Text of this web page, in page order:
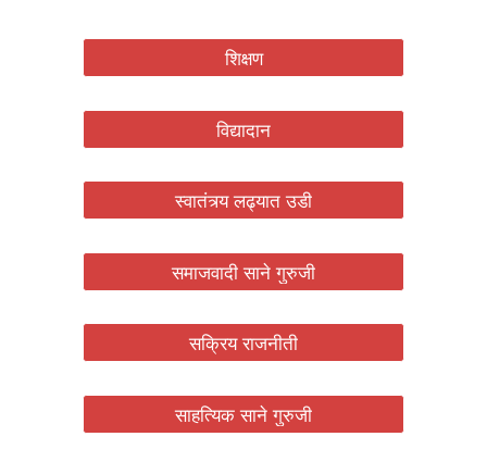
शिक्षण
विद्यादान
स्वातंत्र्य लढ्यात उडी
समाजवादी साने गुरुजी
सक्रिय राजनीती
साहत्यिक साने गुरुजी